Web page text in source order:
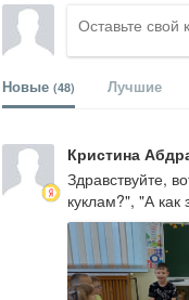
Новые (48) Лучшие
Кристина
Здравствуйте,
куклам?", "А